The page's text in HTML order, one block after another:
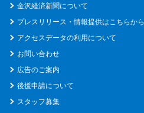
金沢経済新聞について
プレスリリース・情報提供はこちらから
アクセスデータの利用について
お問い合わせ
広告のご案内
後援申請について
スタッフ募集